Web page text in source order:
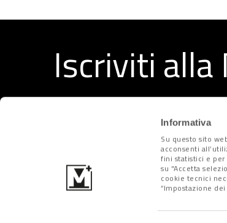
Informativa
Su questo sito
acconsenti
fini statistici e
su "Accetta
cookie tecnici
“Impostazione
Iscriviti
Metropolitano